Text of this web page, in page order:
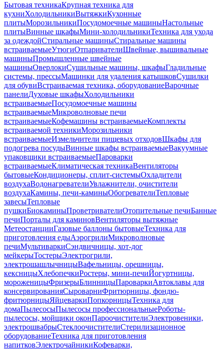
Бытовая техникаКрупная техника для
кухниХолодильникиВытяжкиКухонные
плитыМорозильникиПосудомоечные машиныНастольные
плитыВинные шкафыМини-холодильникиТехника для ухода
за одеждойСтиральные машиныСтиральные машины
встраиваемыеУтюгиОтпаривателиШвейные, вышивальные
машиныПромышленные швейные
машиныОверлокиСушильные машины, шкафыГладильные
системы, прессыМашинки для удаления катышковСушилки
для обувиВстраиваемая техника, оборудованиеВарочные
панелиДуховые шкафыХолодильники
встраиваемыеПосудомоечные машины
встраиваемыеМикроволновые печи
встраиваемыеКофемашины встраиваемыеКомплекты
встраиваемой техникиМорозильники
встраиваемыеИзмельчители пищевых отходовШкафы для
подогрева посудыВинные шкафы встраиваемыеВакуумные
упаковщики встраиваемыеПароварки
встраиваемыеКлиматическая техникаВентиляторы
бытовыеКондиционеры, сплит-системыОхладители
воздухаВодонагревателиУвлажнители, очистители
воздухаКамины, печи-каминыОбогревателиТепловые
завесыТепловые
пушкиБиокаминыПроветривателиОтопительные печиБанные
печиПорталы для каминовВентиляторы вытяжные
МетеостанцииГазовые баллоны бытовыеТехника для
приготовления едыАэрогрилиМикроволновые
печиМультиваркиСэндвичницы, хот-дог
мейкерыТостерыЭлектрогрили,
электрошашлычницыВафельницы, орешницы,
кексницыХлебопечкиРостеры, мини-печиЙогуртницы,
мороженицыФризерыБлинницыПароваркиАвтоклавы для
консервированияСыроварниФритюрницы, фондю-
фритюрницыЯйцеваркиПопкорницыТехника для
домаПылесосыПылесосы профессиональныеРоботы-
пылесосы, мойщики оконПароочистителиЭлектровеники,
электрошвабрыСтеклоочистителиСтерилизационное
оборудованиеТехника для приготовления
напитковЭлектрочайникиКофеварки,